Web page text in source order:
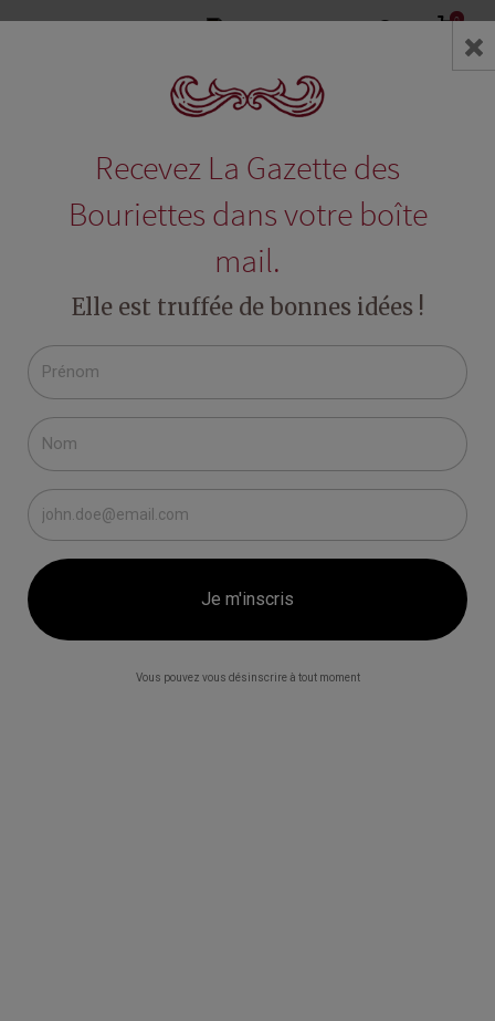
search 0
Parmentier de confit de
RECHERCHE DANS LE BLOG
Recevez La Gazette des
Bouriettes dans votre boîte
mail.
Elle est truffée de bonnes idées !
Vous pouvez vous désinscrire à tout moment